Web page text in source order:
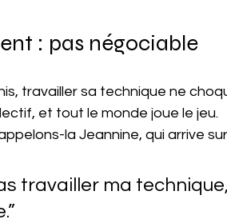
: pas négociable
travailler sa technique ne
et tout le monde joue le jeu.
la Jeannine, qui arrive
travailler ma